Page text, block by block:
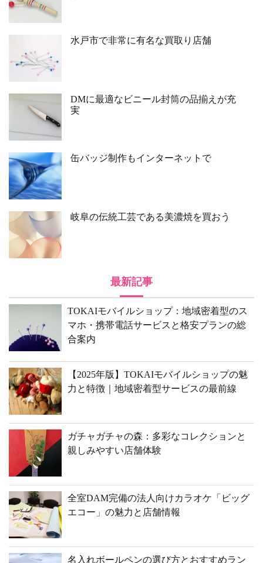
水戸市で非常に有名な買取り店舗
DMに最適なビニール封筒の品揃えが充
実
缶バッジ制作もインターネットで
岐阜の伝統工芸である美濃焼を買おう
最新記事
TOKAIモバイルショップ：地域密着型のス
マホ・携帯電話サービスと格安プランの総
合案内
【2025年版】TOKAIモバイルショップの魅
力と特徴｜地域密着型サービスの最前線
ガチャガチャの森：多彩なコレクションと
親しみやすい店舗体験
全室DAM完備の法人向けカラオケ「ビッグ
エコー」の魅力と店舗情報
名入れボールペンの選び方とおすすめラン